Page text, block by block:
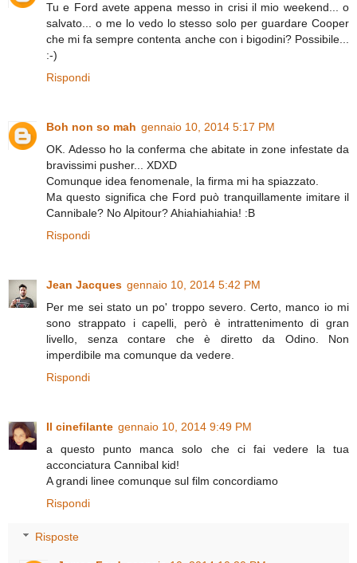
Tu e Ford avete appena messo in crisi il mio weekend... o
salvato... o me lo vedo lo stesso solo per guardare Cooper
che mi fa sempre contenta anche con i bigodini? Possibile...
:-)
Rispondi
Boh non so mah gennaio 10, 2014 5:17 PM
OK. Adesso ho la conferma che abitate in zone infestate da
bravissimi pusher... XDXD
Comunque idea fenomenale, la firma mi ha spiazzato.
Ma questo significa che Ford può tranquillamente imitare il
Cannibale? No Alpitour? Ahiahiahiahia! :B
Rispondi
Jean Jacques gennaio 10, 2014 5:42 PM
Per me sei stato un po' troppo severo. Certo, manco io mi
sono strappato i capelli, però è intrattenimento di gran
livello, senza contare che è diretto da Odino. Non
imperdibile ma comunque da vedere.
Rispondi
Il cinefilante gennaio 10, 2014 9:49 PM
a questo punto manca solo che ci fai vedere la tua
acconciatura Cannibal kid!
A grandi linee comunque sul film concordiamo
Rispondi
Risposte